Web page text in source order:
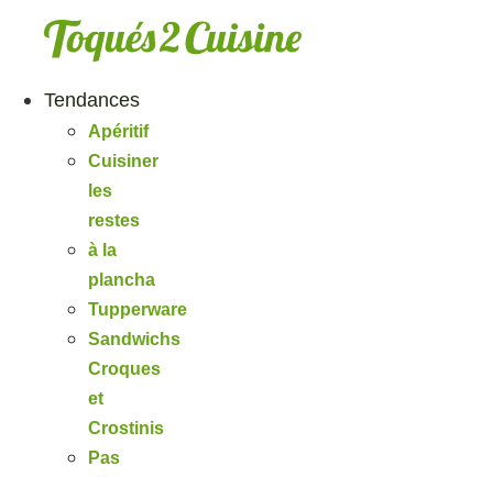
Tendances
Apéritif
Cuisiner
les
restes
à la
plancha
Tupperware
Sandwichs
Croques
et
Crostinis
Pas